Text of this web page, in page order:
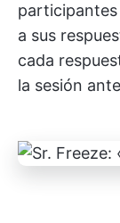
a sus
cada
la sesión